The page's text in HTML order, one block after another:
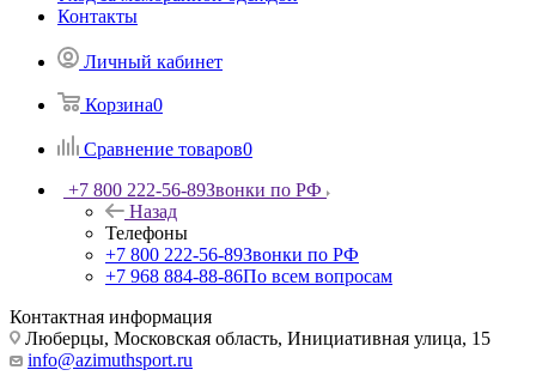
Контакты
Личный кабинет
Корзина0
Сравнение товаров0
+7 800 222-56-89Звонки по РФ
Назад
Телефоны
+7 800 222-56-89Звонки по РФ
+7 968 884-88-86По всем вопросам
Контактная информация
Люберцы, Московская область, Инициативная улица, 15
info@azimuthsport.ru